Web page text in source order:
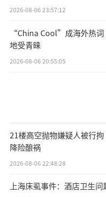
2026-08-06 23:57:12
“China Cool”成海外热词
地受青睐
2026-08-06 20:55:05
21楼高空抛物嫌疑人被行
降险酿祸
2026-08-06 22:48:28
上海床虱事件：酒店卫生问